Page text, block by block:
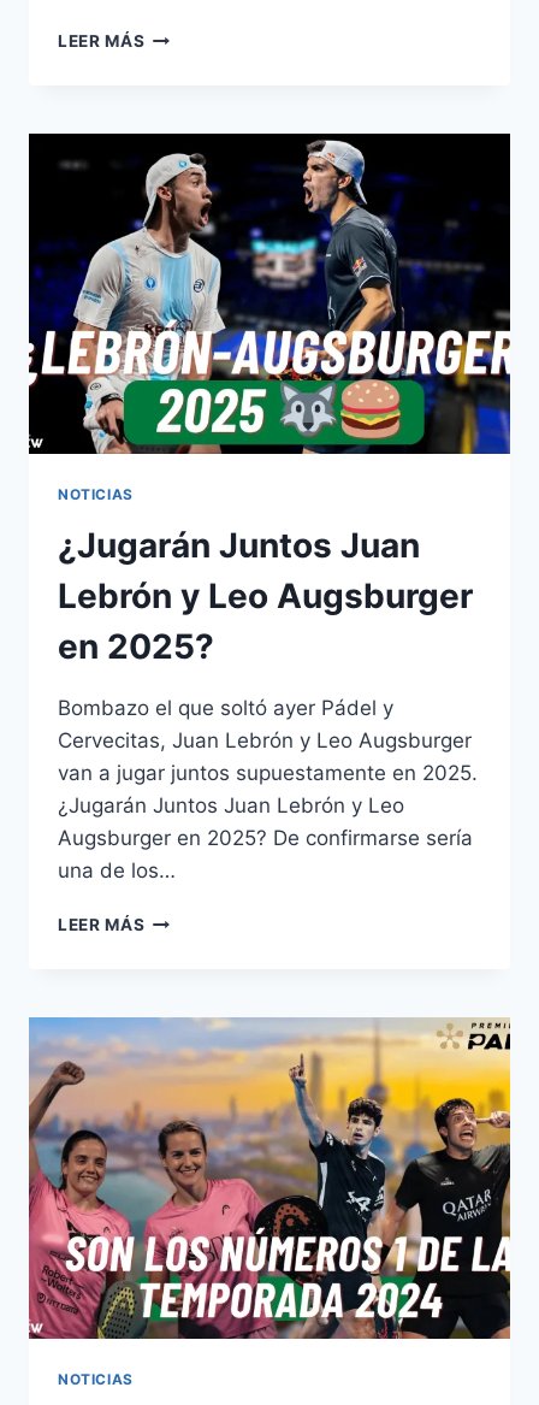
LEER MÁS
NOTICIAS
¿Jugarán Juntos Juan
Lebrón y Leo Augsburger
en 2025?
Bombazo el que soltó ayer Pádel y
Cervecitas, Juan Lebrón y Leo Augsburger
van a jugar juntos supuestamente en 2025.
¿Jugarán Juntos Juan Lebrón y Leo
Augsburger en 2025? De confirmarse sería
una de los…
LEER MÁS
NOTICIAS